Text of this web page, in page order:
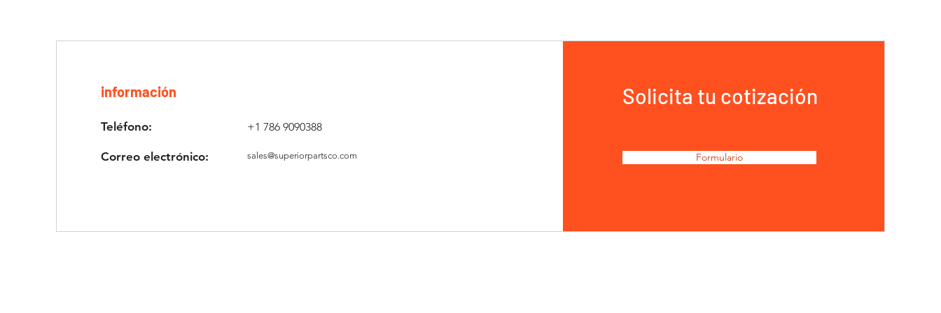
información
Teléfono: +1 786 9090388
Correo electrónico: sales@superiorpartsco.com
Solicita tu cotización
Formulario